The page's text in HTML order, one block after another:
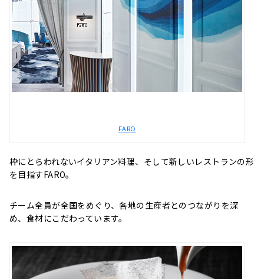
FARO
枠にとらわれないイタリアン料理、そして新しいレストランの形
を目指すFARO。
チーム全員が全国をめぐり、各地の生産者とのつながりを深
め、食材にこだわっています。